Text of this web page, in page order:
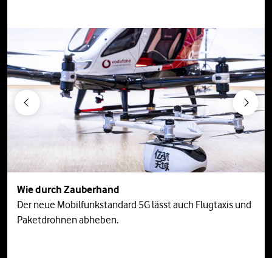
Wie durch Zauberhand
Der neue Mobilfunkstandard 5G lässt auch Flugtaxis und
Paketdrohnen abheben.
Previous Next